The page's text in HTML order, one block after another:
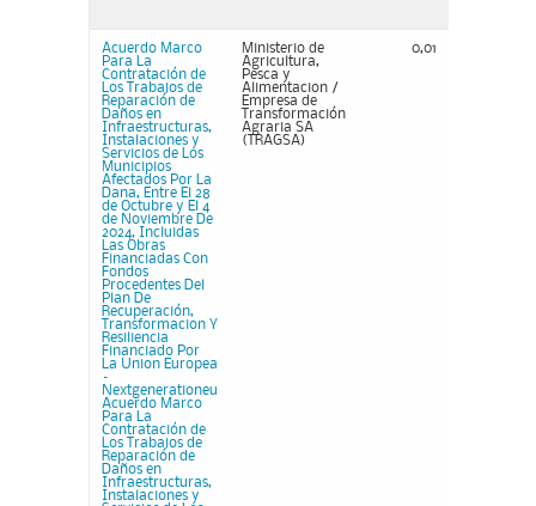
Acuerdo Marco
Para La
Contratación de
Los Trabajos de
Reparación de
Daños en
Infraestructuras,
Instalaciones y
Servicios de Los
Municipios
Afectados Por La
Dana, Entre El 28
de Octubre y El 4
de Noviembre De
2024, Incluidas
Las Obras
Financiadas Con
Fondos
Procedentes Del
Plan De
Recuperación,
Transformacion Y
Resiliencia
Financiado Por
La Union Europea
–
Nextgenerationeu
Acuerdo Marco
Para La
Contratación de
Los Trabajos de
Reparación de
Daños en
Infraestructuras,
Instalaciones y
Ministerio de
Agricultura,
Pesca y
Alimentacion /
Empresa de
Transformación
Agraria SA
(TRAGSA)
0,01